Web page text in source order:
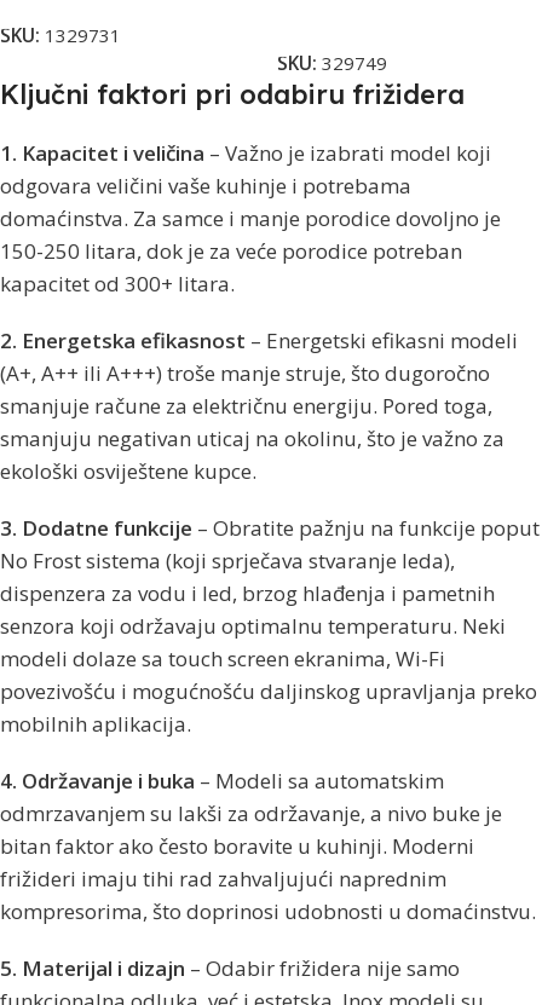
SKU: 1329731
SKU: 329749
Ključni faktori pri odabiru frižidera
1. Kapacitet i veličina – Važno je izabrati model koji
odgovara veličini vaše kuhinje i potrebama
domaćinstva. Za samce i manje porodice dovoljno je
150-250 litara, dok je za veće porodice potreban
kapacitet od 300+ litara.
2. Energetska efikasnost – Energetski efikasni modeli
(A+, A++ ili A+++) troše manje struje, što dugoročno
smanjuje račune za električnu energiju. Pored toga,
smanjuju negativan uticaj na okolinu, što je važno za
ekološki osviještene kupce.
3. Dodatne funkcije – Obratite pažnju na funkcije poput
No Frost sistema (koji sprječava stvaranje leda),
dispenzera za vodu i led, brzog hlađenja i pametnih
senzora koji održavaju optimalnu temperaturu. Neki
modeli dolaze sa touch screen ekranima, Wi-Fi
povezivošću i mogućnošću daljinskog upravljanja preko
mobilnih aplikacija.
4. Održavanje i buka – Modeli sa automatskim
odmrzavanjem su lakši za održavanje, a nivo buke je
bitan faktor ako često boravite u kuhinji. Moderni
frižideri imaju tihi rad zahvaljujući naprednim
kompresorima, što doprinosi udobnosti u domaćinstvu.
5. Materijal i dizajn – Odabir frižidera nije samo